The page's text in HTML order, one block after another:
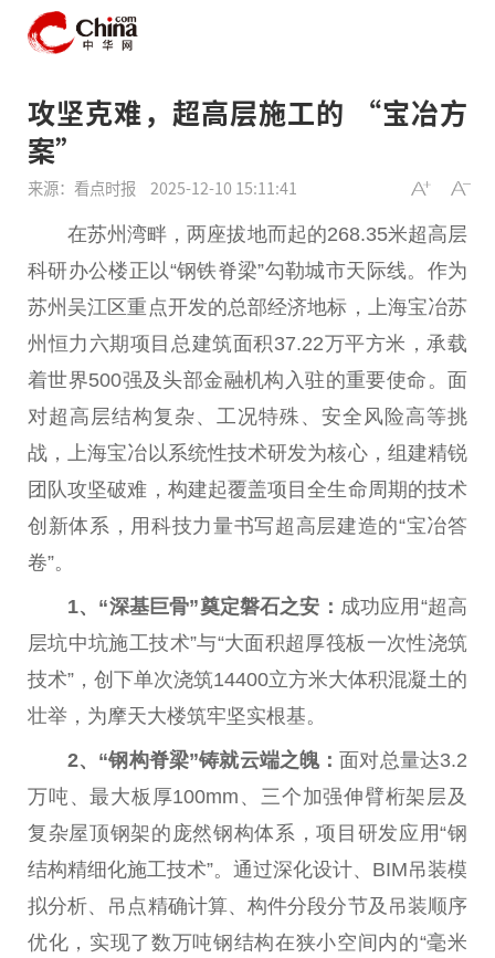
攻坚克难，超高层施工的 “宝冶方
案”
来源：看点时报 2025-12-10 15:11:41
在苏州湾畔，两座拔地而起的268.35米超高层
科研办公楼正以“钢铁脊梁”勾勒城市天际线。作为
苏州吴江区重点开发的总部经济地标，上海宝冶苏
州恒力六期项目总建筑面积37.22万平方米，承载
着世界500强及头部金融机构入驻的重要使命 。面
对超 高层结构复杂、工况特殊、安全风险高等挑
战，上海宝冶以系统性技术研发为核心，组建精锐
团队攻坚破难，构建起覆盖项目全生命周期的技术
创新体系，用科技力量书写超 高层建造的“宝冶答
卷”。
1、“深基巨骨”奠定磐石之安： 成功应用“超高
层坑中坑施工技术”与“大面积超厚筏板一次性浇筑
技术”，创下单次浇筑14400立方米大体积混凝土的
壮举，为摩天大楼筑牢坚实根基。
2、“钢构脊梁”铸就云端之魄： 面对总量达3.2
万吨、最大板厚100mm、三个加强伸臂桁架层及
复杂屋顶钢架的庞然钢构体系，项目研发应用“钢
结构精细化施工技术”。通过深化设计、BIM吊装模
拟分析、吊点精确计算、构件分段分节及吊装顺序
优化，实现了数万吨钢结构在狭小空间内的“毫米